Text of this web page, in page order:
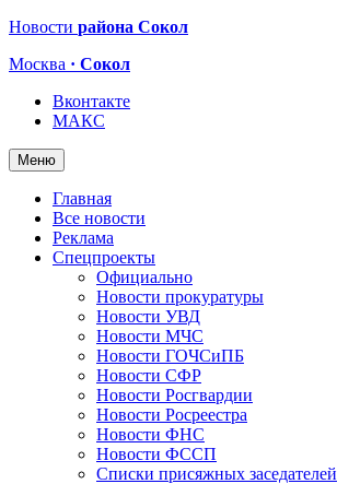
Новости района Сокол
Москва · Сокол
Вконтакте
МАКС
Меню
Главная
Все новости
Реклама
Спецпроекты
Официально
Новости прокуратуры
Новости УВД
Новости МЧС
Новости ГОЧСиПБ
Новости СФР
Новости Росгвардии
Новости Росреестра
Новости ФНС
Новости ФССП
Списки присяжных заседателей